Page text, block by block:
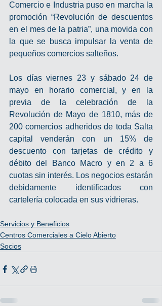
Comercio e Industria puso en marcha la
promoción “Revolución de descuentos
en el mes de la patria”, una movida con
la que se busca impulsar la venta de
pequeños comercios salteños.
Los días viernes 23 y sábado 24 de
mayo en horario comercial, y en la
previa de la celebración de la
Revolución de Mayo de 1810, más de
200 comercios adheridos de toda Salta
capital venderán con un 15% de
descuento con tarjetas de crédito y
débito del Banco Macro y en 2 a 6
cuotas sin interés. Los negocios estarán
debidamente identificados con
cartelería colocada en sus vidrieras.
Servicios y Beneficios
Centros Comerciales a Cielo Abierto
Socios